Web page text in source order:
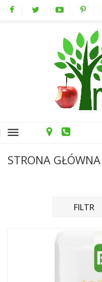
menu
STRONA GŁÓWNA
FILTR